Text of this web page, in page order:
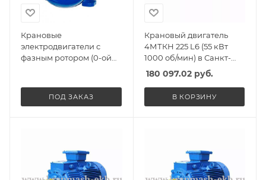
Крановые
электродвигатели с
фазным ротором (0-ой
ПОД ЗАКАЗ
Крановый двигатель
4МТКН 225 L6 (55 кВт
1000 об/мин) в Санкт-
Петербурге, Спб
180 097.02руб.
В КОРЗИНУ